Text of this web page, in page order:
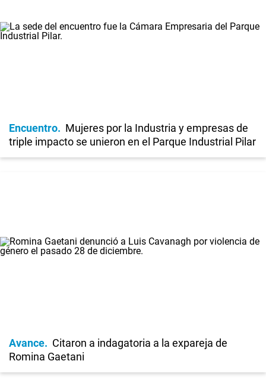
Encuentro
Mujeres por la Industria y empresas de
triple impacto se unieron en el Parque Industrial Pilar
Avance
Citaron a indagatoria a la expareja de
Romina Gaetani